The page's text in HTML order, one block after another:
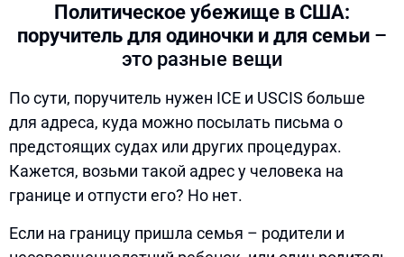
Политическое убежище в США:
поручитель для одиночки и для семьи –
это разные вещи
По сути, поручитель нужен ICE и USCIS больше
для адреса, куда можно посылать письма о
предстоящих судах или других процедурах.
Кажется, возьми такой адрес у человека на
границе и отпусти его? Но нет.
Если на границу пришла семья – родители и